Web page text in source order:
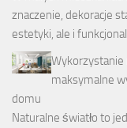
znaczenie, dekoracje
estetyki, ale i
Wykorzystanie
maksymalne
domu
Naturalne światło to